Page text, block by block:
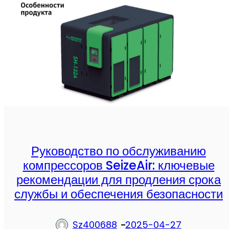
н
в
ц
и
z
e
A
i
:
Руководство по обслуживанию
компрессоров SeizeAir: ключевые
рекомендации для продления срока
службы и обеспечения безопасности
Sz400688
2025-04-27